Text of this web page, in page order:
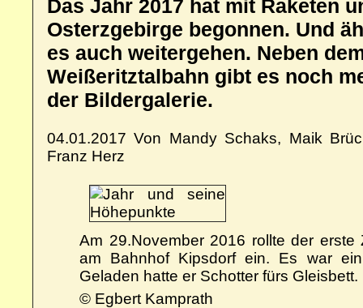
Das Jahr 2017 hat mit Raketen
Osterzgebirge begonnen. Und
es auch weitergehen. Neben
Weißeritztalbahn gibt es noch
der Bildergalerie.
04.01.2017 Von Mandy Schaks, Maik
Franz Herz
Am 29.November 2016 rollte der
am Bahnhof Kipsdorf ein. Es war
Geladen hatte er Schotter fürs Gleisbett.
© Egbert Kamprath